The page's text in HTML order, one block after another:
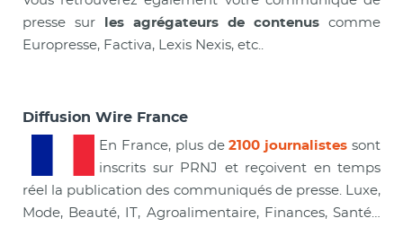
presse sur les agrégateurs de contenus comme
Europresse, Factiva, Lexis Nexis, etc..
Diffusion Wire France
En France, plus de2100 journalistes sont
inscrits sur PRNJ et reçoivent en temps
réel la publication des communiqués de presse. Luxe,
Mode, Beauté, IT, Agroalimentaire, Finances, Santé…